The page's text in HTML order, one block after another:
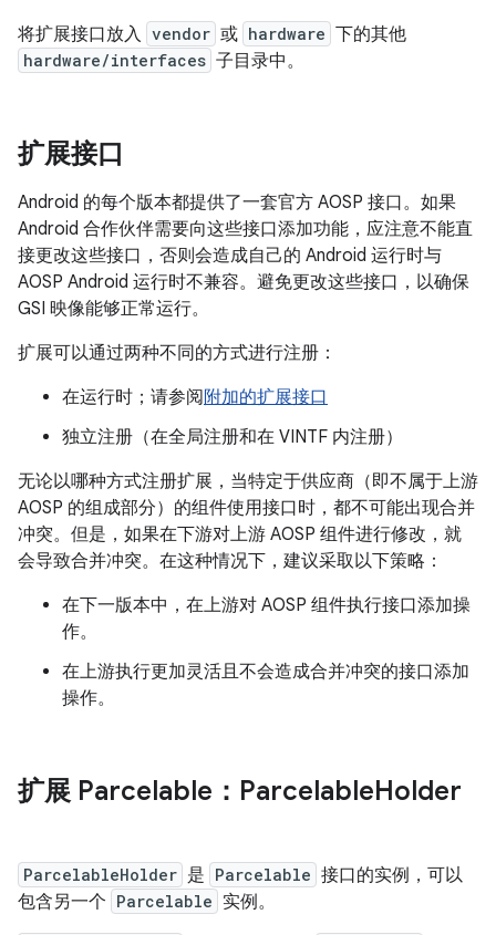
将扩展接口放入 vendor 或 hardware 下的其他
hardware/interfaces 子目录中。
扩展接口
Android 的每个版本都提供了一套官方 AOSP 接口。如果
Android 合作伙伴需要向这些接口添加功能，应注意不能直
接更改这些接口，否则会造成自己的 Android 运行时与
AOSP Android 运行时不兼容。避免更改这些接口，以确保
GSI 映像能够正常运行。
扩展可以通过两种不同的方式进行注册：
在运行时；请参阅 附加的扩展接口
独立注册（在全局注册和在 VINTF 内注册）
无论以哪种方式注册扩展，当特定于供应商（即不属于上游
AOSP 的组成部分）的组件使用接口时，都不可能出现合并
冲突。但是，如果在下游对上游 AOSP 组件进行修改，就
会导致合并冲突。在这种情况下，建议采取以下策略：
在下一版本中，在上游对 AOSP 组件执行接口添加操
作。
在上游执行更加灵活且不会造成合并冲突的接口添加
操作。
扩展 Parcelable：ParcelableHolder
ParcelableHolder 是 Parcelable 接口的实例，可以
包含另一个 Parcelable 实例。